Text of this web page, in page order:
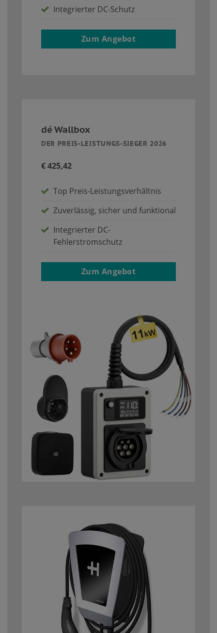
Integrierter DC-Schutz
Zum Angebot
dé Wallbox
DER PREIS-LEISTUNGS-SIEGER 2026
€ 425,42
Top Preis-Leistungsverhältnis
Zuverlässig, sicher und funktional
Integrierter DC-
Fehlerstromschutz
Zum Angebot